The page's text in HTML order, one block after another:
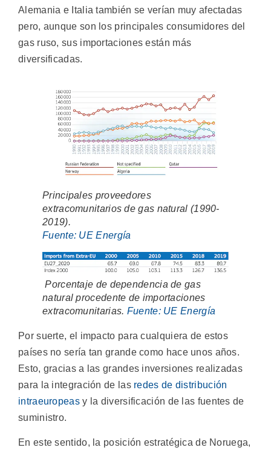
Alemania e Italia también se verían muy afectadas
pero, aunque son los principales consumidores del
gas ruso, sus importaciones están más
diversificadas.
Principales proveedores
extracomunitarios de gas natural (1990-
2019).
Fuente: UE Energía
Porcentaje de dependencia de gas
natural procedente de importaciones
extracomunitarias. Fuente: UE Energía
Por suerte, el impacto para cualquiera de estos
países no sería tan grande como hace unos años.
Esto, gracias a las grandes inversiones realizadas
para la integración de las redes de distribución
intraeuropeasy la diversificación de las fuentes de
suministro.
En este sentido, la posición estratégica de Noruega,